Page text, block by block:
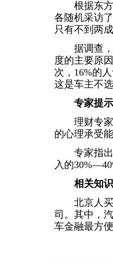
根据东方
各随机采访
只有不到两
据调查，
度的主要原
次，16%的
这是车主不
专家提示
理财专家
的心理承受
专家指出
入的
相关知
北京人买
司。其中，
车金融最方